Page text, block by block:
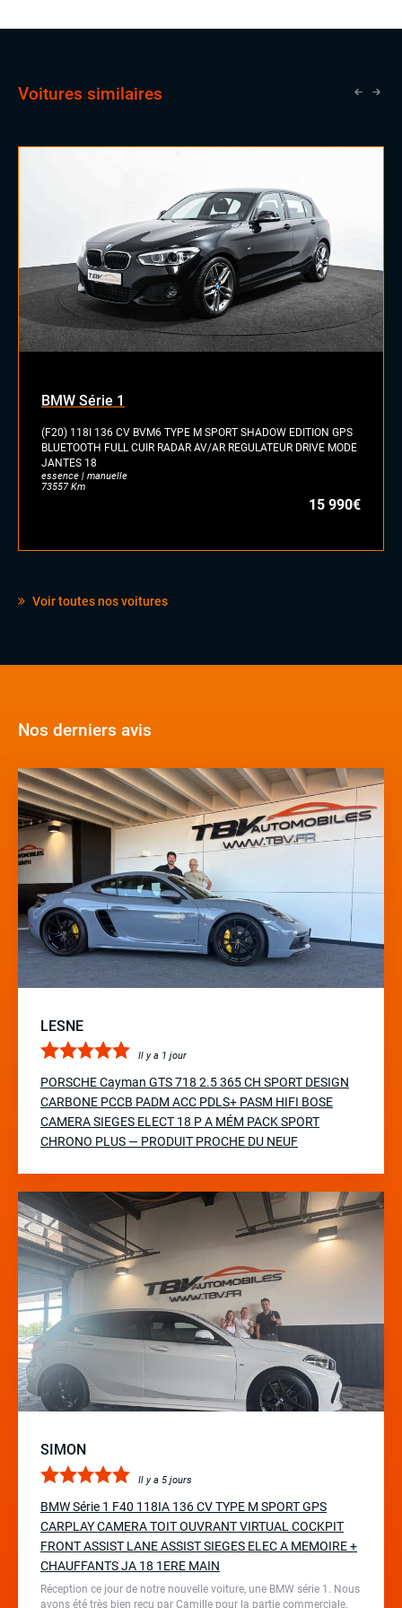
Voitures similaires
BMW Série 1
(F20) 118I 136 CV BVM6 TYPE M SPORT SHADOW EDITION GPS
BLUETOOTH FULL CUIR RADAR AV/AR REGULATEUR DRIVE MODE
JANTES 18
essence | manuelle
73557 Km
15 990€
Voir toutes nos voitures
Nos derniers avis
LESNE
Il y a 1 jour
PORSCHE Cayman GTS 718 2.5 365 CH SPORT DESIGN
CARBONE PCCB PADM ACC PDLS+ PASM HIFI BOSE
CAMERA SIEGES ELECT 18 P A MÉM PACK SPORT
CHRONO PLUS — PRODUIT PROCHE DU NEUF
SIMON
Il y a 5 jours
BMW Série 1 F40 118IA 136 CV TYPE M SPORT GPS
CARPLAY CAMERA TOIT OUVRANT VIRTUAL COCKPIT
FRONT ASSIST LANE ASSIST SIEGES ELEC A MEMOIRE +
CHAUFFANTS JA 18 1ERE MAIN
Réception ce jour de notre nouvelle voiture, une BMW série 1. Nous
avons été très bien reçu par Camille pour la partie commerciale,